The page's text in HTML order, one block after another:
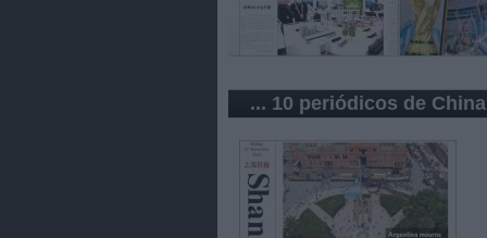
... 10 periódicos de China